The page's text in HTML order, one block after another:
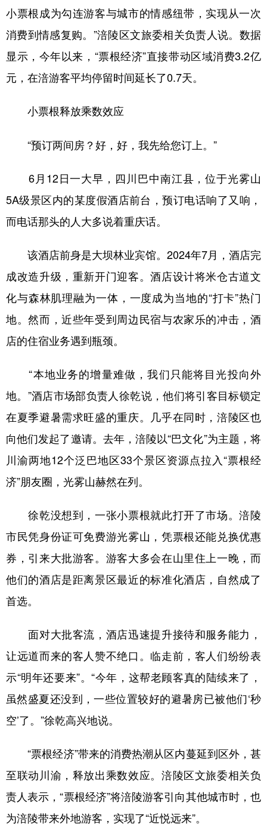
小票根成为勾连游客与城市的情感纽带，实现从一次
消费到情感复购。”涪陵区文旅委相关负责人说。数据
显示，今年以来，“票根经济”直接带动区域消费3.2亿
元，在涪游客平均停留时间延长了0.7天。
小票根释放乘数效应
“预订两间房？好，好，我先给您订上。”
6月12日一大早，四川巴中南江县，位于光雾山
5A级景区内的某度假酒店前台，预订电话响了又响，
而电话那头的人大多说着重庆话。
该酒店前身是大坝林业宾馆。2024年7月，酒店完
成改造升级，重新开门迎客。酒店设计将米仓古道文
化与森林肌理融为一体，一度成为当地的“打卡”热门
地。然而，近些年受到周边民宿与农家乐的冲击，酒
店的住宿业务遇到瓶颈。
“本地业务的增量难做，我们只能将目光投向外
地。”酒店市场部负责人徐乾说，他们将引客目标锁定
在夏季避暑需求旺盛的重庆。几乎在同时，涪陵区也
向他们发起了邀请。去年，涪陵以“巴文化”为主题，将
川渝两地12个泛巴地区33个景区资源点拉入“票根经
济”朋友圈，光雾山赫然在列。
徐乾没想到，一张小票根就此打开了市场。涪陵
市民凭身份证可免费游光雾山，凭票根还能兑换优惠
券，引来大批游客。游客大多会在山里住上一晚，而
他们的酒店是距离景区最近的标准化酒店，自然成了
首选。
面对大批客流，酒店迅速提升接待和服务能力，
让远道而来的客人赞不绝口。临走前，客人们纷纷表
示“明年还要来”。“今年，这帮老顾客真的陆续来了，
虽然盛夏还没到，一些位置较好的避暑房已被他们‘秒
空’了。”徐乾高兴地说。
“票根经济”带来的消费热潮从区内蔓延到区外，甚
至联动川渝，释放出乘数效应。涪陵区文旅委相关负
责人表示，“票根经济”将涪陵游客引向其他城市时，也
为涪陵带来外地游客，实现了“近悦远来”。